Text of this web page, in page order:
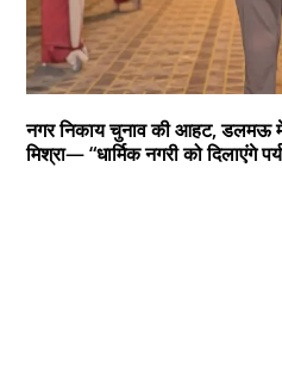
नगर निकाय चुनाव की आहट, डलमऊ
मिश्रा— “धार्मिक नगरी को दिलाएंगे